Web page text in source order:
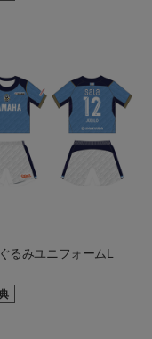
るみユニフォームL